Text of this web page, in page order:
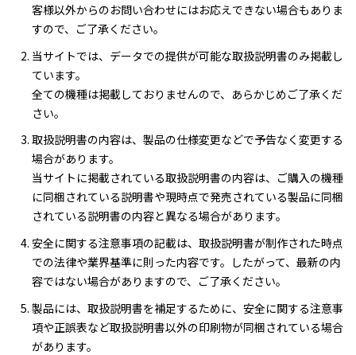
客様以外からのお問い合わせにはお応えできない場合もありま
すので、ご了承ください。
当サイトでは、データでの提供が可能な取扱説明書のみ掲載し
ています。
全ての機種は掲載しておりませんので、あらかじめご了承くだ
さい。
取扱説明書の内容は、製品の仕様変更などで予告なく変更する
場合があります。
当サイトに掲載されている取扱説明書の内容は、ご購入の機種
に同梱されている説明書や現時点で発売されている製品に同梱
されている説明書の内容と異なる場合があります。
安全に関する注意事項の記載は、取扱説明書が制作された時点
での法律や業界基準に則った内容です。したがって、最新の内
容ではない場合がありますので、ご了承ください。
製品には、取扱説明書を補足するために、安全に関する注意事
項や正誤表など取扱説明書以外の印刷物が同梱されている場合
があります。